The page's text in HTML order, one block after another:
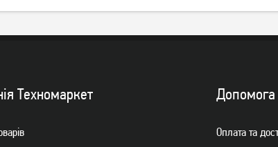
Техномаркет Допомога
Оплата та